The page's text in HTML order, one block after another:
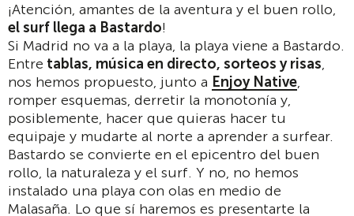
¡Atención, amantes de la aventura y el buen rollo,
el surf llega a Bastardo!
Si Madrid no va a la playa, la playa viene a Bastardo.
Entre tablas, música en directo, sorteos y risas,
nos hemos propuesto, junto a Enjoy Native,
romper esquemas, derretir la monotonía y,
posiblemente, hacer que quieras hacer tu
equipaje y mudarte al norte a aprender a surfear.
Bastardo se convierte en el epicentro del buen
rollo, la naturaleza y el surf. Y no, no hemos
instalado una playa con olas en medio de
Malasaña. Lo que sí haremos es presentarte la